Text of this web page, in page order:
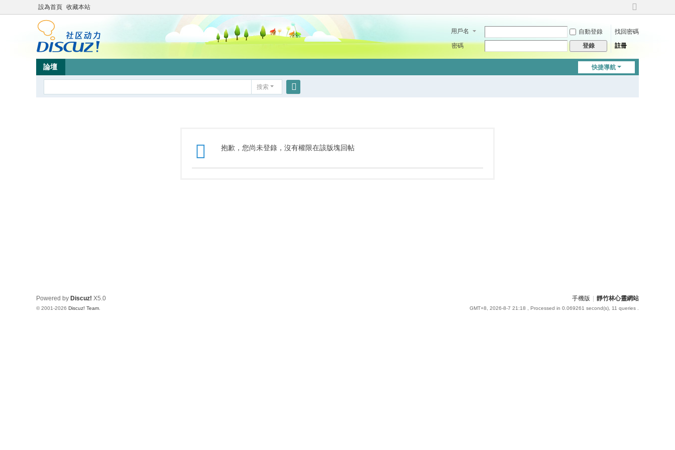
設為首頁 收藏本站
切
到
用戶名 自動登錄
找回密碼
密碼
登錄 註冊
快捷導航
論壇
搜索
抱歉，您尚未登錄，沒有權限在該版塊回帖
手機版 靜竹林心靈網站
GMT+8, 2026-8-7 21:18 , Processed in 0.069261 second(s), 11 queries .
Powered by Discuz! X5.0
© 2001-2026 Discuz! Team